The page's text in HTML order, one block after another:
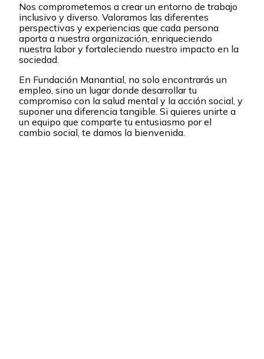
Nos comprometemos a crear un entorno de trabajo
inclusivo y diverso. Valoramos las diferentes
perspectivas y experiencias que cada persona
aporta a nuestra organización, enriqueciendo
nuestra labor y fortaleciendo nuestro impacto en la
sociedad.
En Fundación Manantial, no solo encontrarás un
empleo, sino un lugar donde desarrollar tu
compromiso con la salud mental y la acción social, y
suponer una diferencia tangible. Si quieres unirte a
un equipo que comparte tu entusiasmo por el
cambio social, te damos la bienvenida.